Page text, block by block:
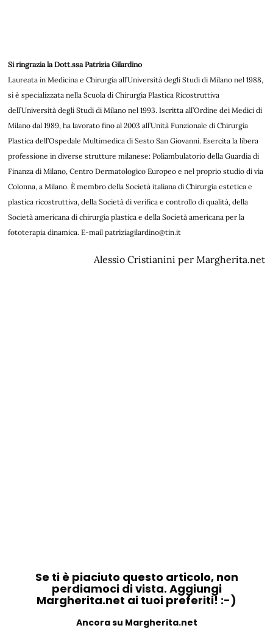
Si ringrazia la Dott.ssa Patrizia Gilardino
Laureata in Medicina e Chirurgia all’Università degli Studi di Milano nel 1988,
si è specializzata nella Scuola di Chirurgia Plastica Ricostruttiva
dell’Università degli Studi di Milano nel 1993. Iscritta all’Ordine dei Medici di
Milano dal 1989, ha lavorato fino al 2003 all’Unità Funzionale di Chirurgia
Plastica dell’Ospedale Multimedica di Sesto San Giovanni. Esercita la libera
professione in diverse strutture milanese: Poliambulatorio della Guardia di
Finanza di Milano, Centro Dermatologico Europeo e nel proprio studio di via
Colonna, a Milano. È membro della Società italiana di Chirurgia estetica e
plastica ricostruttiva, della Società di verifica e controllo di qualità, della
Società americana di chirurgia plastica e della Società americana per la
fototerapia dinamica. E-mailpatriziagilardino@tin.it
Alessio Cristianini per Margherita.net
Se ti è piaciuto questo articolo, non
perdiamoci di vista. Aggiungi
Margherita.net ai tuoi preferiti! :-)
Ancora su Margherita.net